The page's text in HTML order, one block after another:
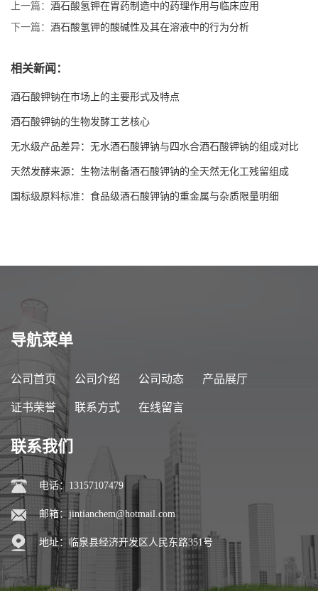
上一篇： 酒石酸氢钾在胃药制造中的药理作用与临床应用
下一篇： 酒石酸氢钾的酸碱性及其在溶液中的行为分析
相关新闻：
酒石酸钾钠在市场上的主要形式及特点
酒石酸钾钠的生物发酵工艺核心
无水级产品差异：无水酒石酸钾钠与四水合酒石酸钾钠的组成对比
天然发酵来源：生物法制备酒石酸钾钠的全天然无化工残留组成
国标级原料标准：食品级酒石酸钾钠的重金属与杂质限量明细
导航菜单
公司首页 公司介绍 公司动态 产品展厅
证书荣誉 联系方式 在线留言
联系我们
电话：13157107479
邮箱： jintianchem@hotmail.com
地址：临泉县经济开发区人民东路351号